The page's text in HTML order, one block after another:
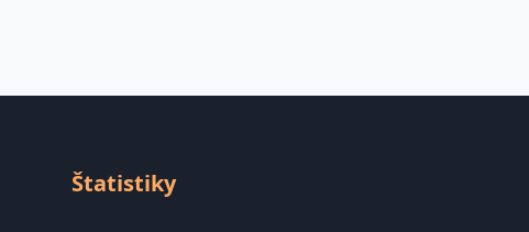
Štatistiky